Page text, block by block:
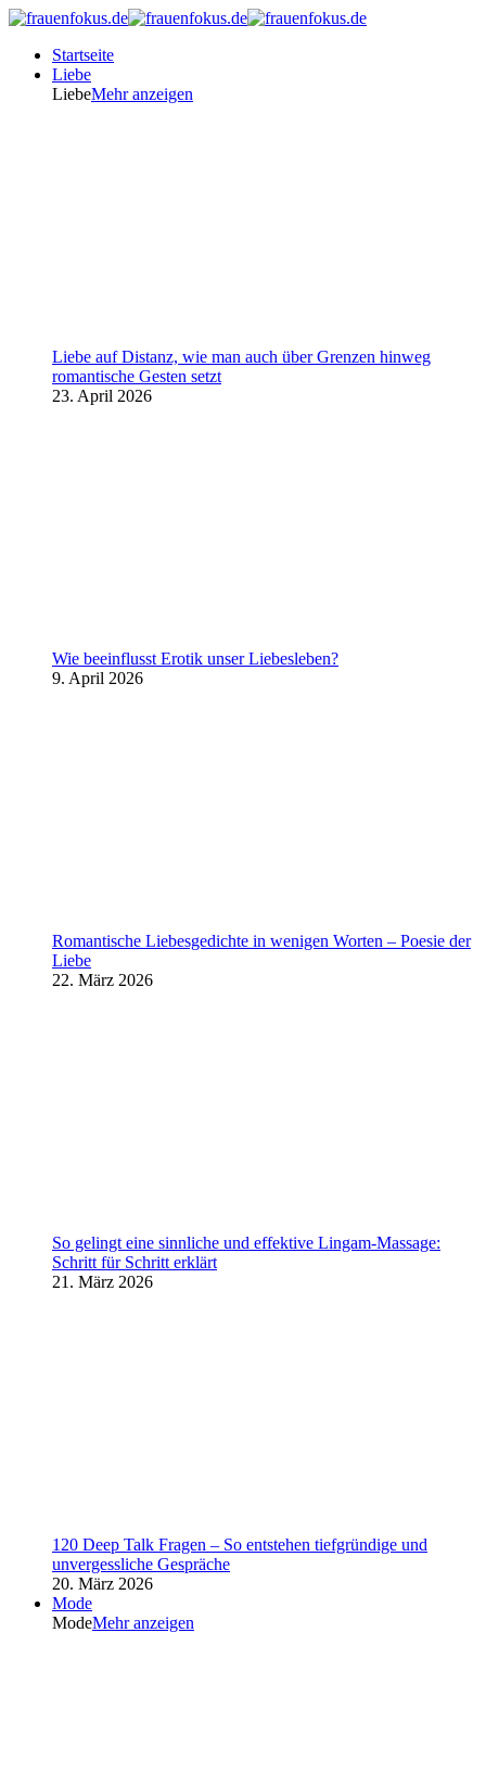
Startseite
Liebe
LiebeMehr anzeigen
Liebe auf Distanz, wie man auch über Grenzen hinweg
romantische Gesten setzt
23. April 2026
Wie beeinflusst Erotik unser Liebesleben?
9. April 2026
Romantische Liebesgedichte in wenigen Worten – Poesie der
Liebe
22. März 2026
So gelingt eine sinnliche und effektive Lingam-Massage:
Schritt für Schritt erklärt
21. März 2026
120 Deep Talk Fragen – So entstehen tiefgründige und
unvergessliche Gespräche
20. März 2026
Mode
ModeMehr anzeigen